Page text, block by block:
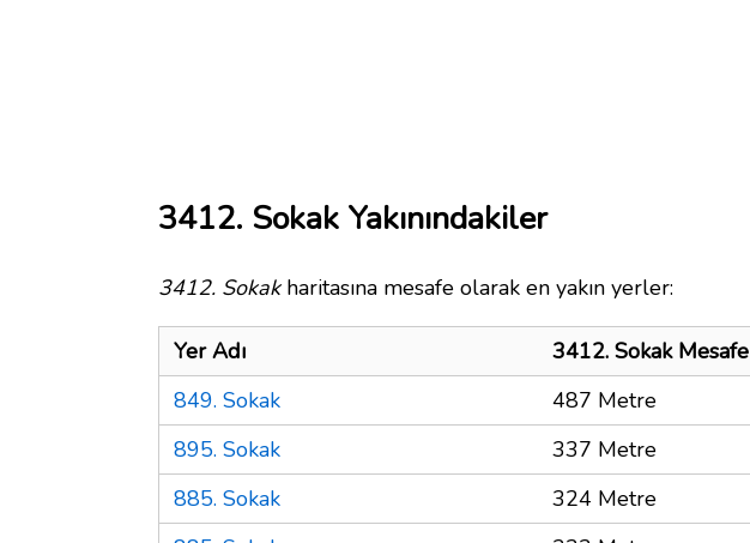
3412. Sokak Yakınındakiler
3412. Sokakharitasına mesafe olarak en yakın yerler:
Yer Adı
3412. Sokak Mesafe
849. Sokak
487 Metre
895. Sokak
337 Metre
885. Sokak
324 Metre